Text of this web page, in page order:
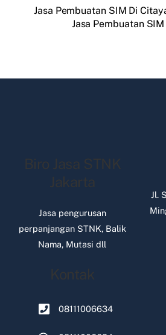
Jasa Pembuatan SIM Di
Jasa Pembuatan
Biro Jasa STNK
Jakarta
Jasa pengurusan
perpanjangan STNK, Balik
Nama, Mutasi dll
Jl.
Kontak
08111006634